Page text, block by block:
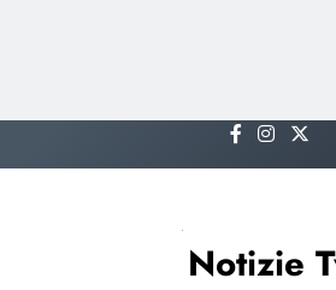
to
Notizie